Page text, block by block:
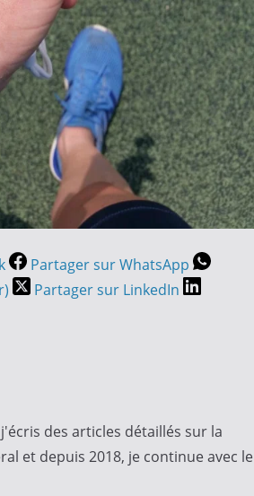
Partager sur WhatsApp
Partager sur LinkedIn
des articles détaillés sur la
et depuis 2018, je continue avec le